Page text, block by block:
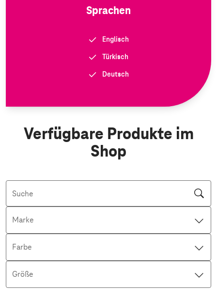
Sprachen
Englisch
Türkisch
Deutsch
Verfügbare Produkte im
Shop
Suche
Marke
Farbe
Größe